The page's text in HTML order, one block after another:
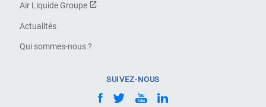
Air Liquide Groupe
Actualités
Qui sommes-nous ?
SUIVEZ-NOUS